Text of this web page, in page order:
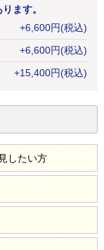
ます。
+6,600円(税込)
+6,600円(税込)
+15,400円(税込)
したい方